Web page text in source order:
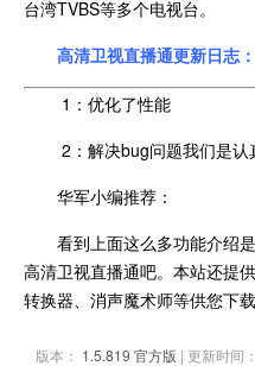
台湾TVBS等多个电视台。
高清卫视直播通更新日志：
1：优化了性能
2：解决bug问题我们是认
华军小编推荐：
看到上面这么多功能介绍
高清卫视直播通吧。本站还提
转换器、消声魔术师等供您下载
版本： 1.5.819 官方版 | 更新时间：